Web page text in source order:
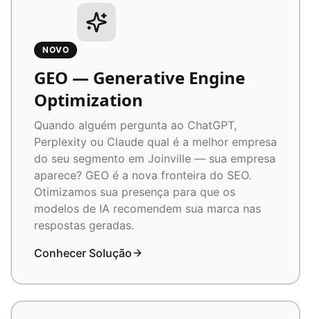
NOVO
GEO — Generative Engine
Optimization
Quando alguém pergunta ao ChatGPT,
Perplexity ou Claude qual é a melhor empresa
do seu segmento em Joinville — sua empresa
aparece? GEO é a nova fronteira do SEO.
Otimizamos sua presença para que os
modelos de IA recomendem sua marca nas
respostas geradas.
Conhecer Solução